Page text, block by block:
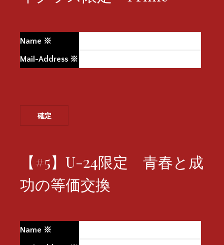
Name ※
Mail-Address ※
【#5】U-24限定 青春と成
功の等価交換
Name ※